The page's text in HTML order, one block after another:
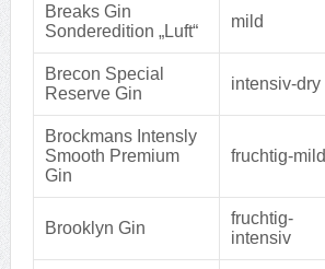
Breaks Gin
Sonderedition „Luft“
mild
Brecon Special
Reserve Gin
intensiv-dry
Brockmans Intensly
Smooth Premium
Gin
fruchtig-mild
Brooklyn Gin
fruchtig-
intensiv